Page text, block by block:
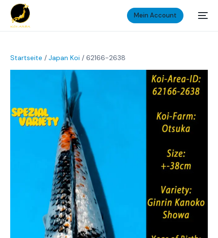
Mein Account
Startseite /Japan Koi / 62166-2638